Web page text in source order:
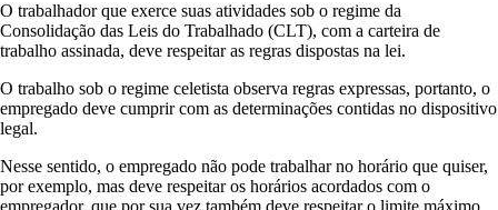
O trabalhador que exerce suas atividades sob o regime da
Consolidação das Leis do Trabalhado (CLT), com a carteira de
trabalho assinada, deve respeitar as regras dispostas na lei.
O trabalho sob o regime celetista observa regras expressas, portanto, o
empregado deve cumprir com as determinações contidas no dispositivo
legal.
Nesse sentido, o empregado não pode trabalhar no horário que quiser,
por exemplo, mas deve respeitar os horários acordados com o